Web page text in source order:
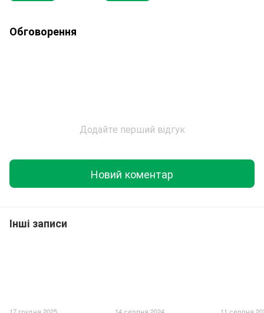
Обговорення
Додайте перший відгук
Новий коментар
Інші записи
17 грудня 2025 14 серпня 2024 11 серпня